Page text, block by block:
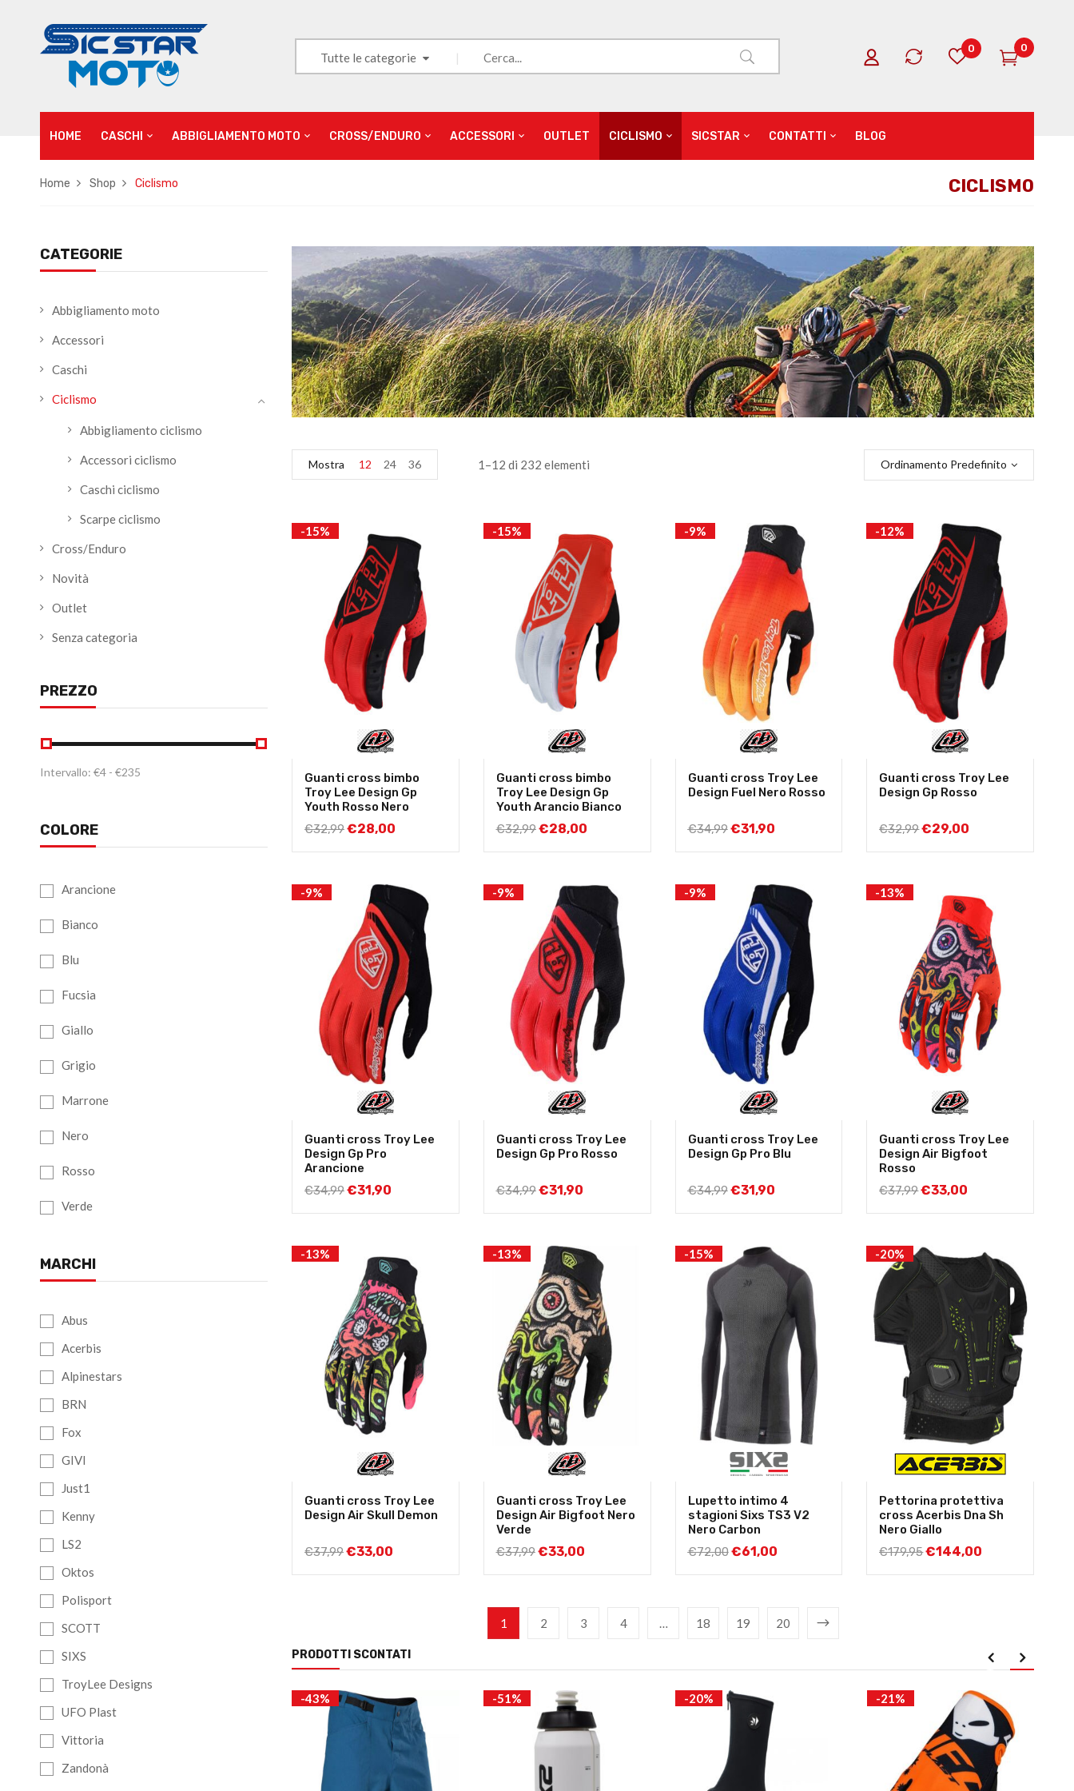
Tutte le categorie
0 0
HOME CASCHI ABBIGLIAMENTO MOTO CROSS/ENDURO ACCESSORI OUTLET CICLISMO SICSTAR CONTATTI BLOG
Home Shop Ciclismo CICLISMO
CATEGORIE
Abbigliamento moto
Accessori
Caschi
Ciclismo
Abbigliamento ciclismo
Accessori ciclismo
Caschi ciclismo
Scarpe ciclismo
Cross/Enduro
Novità
Outlet
Senza categoria
PREZZO
Intervallo: €4 - €235
COLORE
Arancione
Bianco
Blu
Fucsia
Giallo
Grigio
Marrone
Nero
Rosso
Verde
MARCHI
Abus
Acerbis
Alpinestars
BRN
Fox
GIVI
Just1
Kenny
LS2
Oktos
Polisport
SCOTT
SIXS
TroyLee Designs
UFO Plast
Vittoria
Zandonà
1–12 di 232 elementi Ordinamento Predefinito
Mostra 12 24 36
-15%
Guanti cross bimbo
Troy Lee Design Gp
Youth Rosso Nero
€32,99€28,00
-15%
Guanti cross bimbo
Troy Lee Design Gp
Youth Arancio Bianco
€32,99€28,00
-9%
Guanti cross Troy Lee
Design Fuel Nero Rosso
€34,99€31,90
-12%
Guanti cross Troy Lee
Design Gp Rosso
€32,99€29,00
-9%
Guanti cross Troy Lee
Design Gp Pro
Arancione
€34,99€31,90
-9%
Guanti cross Troy Lee
Design Gp Pro Rosso
€34,99€31,90
-9%
Guanti cross Troy Lee
Design Gp Pro Blu
€34,99€31,90
-13%
Guanti cross Troy Lee
Design Air Bigfoot
Rosso
€37,99€33,00
-13%
Guanti cross Troy Lee
Design Air Skull Demon
€37,99€33,00
-13%
Guanti cross Troy Lee
Design Air Bigfoot Nero
Verde
€37,99€33,00
-15%
Lupetto intimo 4
stagioni Sixs TS3 V2
Nero Carbon
€72,00€61,00
-20%
Pettorina protettiva
cross Acerbis Dna Sh
Nero Giallo
€179,95€144,00
1 2 3 4 … 18 19 20
PRODOTTI SCONTATI
-43% -51% -20% -21%